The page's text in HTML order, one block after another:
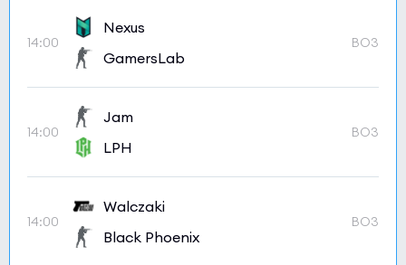
14:00
Nexus
GamersLab
BO3
14:00
Jam
LPH
BO3
14:00
Walczaki
Black Phoenix
BO3